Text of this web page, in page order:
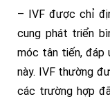
– IVF được chỉ
cung phát triển
móc tân tiến, đáp
này. IVF thường
các trường hợp